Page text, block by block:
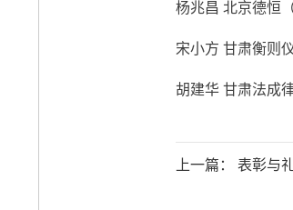
杨兆昌 北京德
宋小方 甘肃衡
胡建华 甘肃
上一篇：